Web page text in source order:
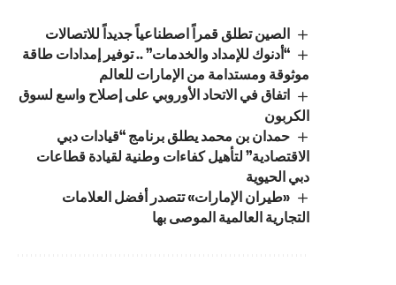
الصين تطلق قمراً اصطناعياً جديداً للاتصالات
“أدنوك للإمداد والخدمات” .. توفير إمدادات طاقة
موثوقة ومستدامة من الإمارات للعالم
اتفاق في الاتحاد الأوروبي على إصلاح واسع لسوق
الكربون
حمدان بن محمد يطلق برنامج “قيادات دبي
الاقتصادية” لتأهيل كفاءات وطنية لقيادة قطاعات
دبي الحيوية
«طيران الإمارات» تتصدر أفضل العلامات
التجارية العالمية الموصى بها